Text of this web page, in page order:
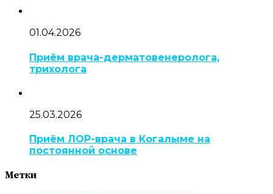
01.04.2026
Приём врача-дерматовенеролога,
трихолога
25.03.2026
Приём ЛОР-врача в Когалыме на
постоянной основе
Метки